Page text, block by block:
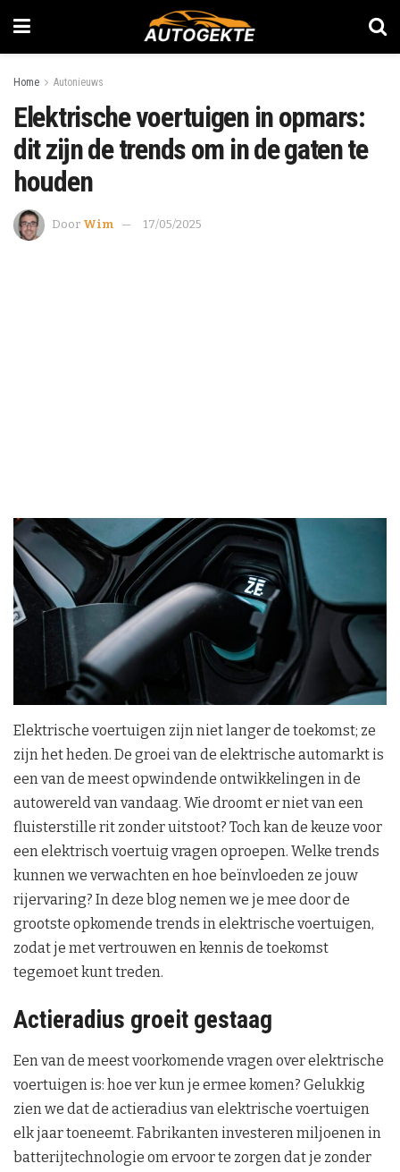
Home Autonieuws
Elektrische voertuigen in opmars:
dit zijn de trends om in de gaten te
houden
Door Wim 17/05/2025
Elektrische voertuigen zijn niet langer de toekomst; ze
zijn het heden. De groei van de elektrische automarkt is
een van de meest opwindende ontwikkelingen in de
autowereld van vandaag. Wie droomt er niet van een
fluisterstille rit zonder uitstoot? Toch kan de keuze voor
een elektrisch voertuig vragen oproepen. Welke trends
kunnen we verwachten en hoe beïnvloeden ze jouw
rijervaring? In deze blog nemen we je mee door de
grootste opkomende trends in elektrische voertuigen,
zodat je met vertrouwen en kennis de toekomst
tegemoet kunt treden.
Actieradius groeit gestaag
Een van de meest voorkomende vragen over elektrische
voertuigen is: hoe ver kun je ermee komen? Gelukkig
zien we dat de actieradius van elektrische voertuigen
elk jaar toeneemt. Fabrikanten investeren miljoenen in
batterijtechnologie om ervoor te zorgen dat je zonder